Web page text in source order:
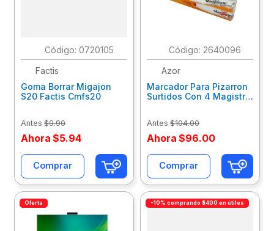
: 0720105
Factis
Goma Borrar Migajon
S20 Factis Cmfs20
Antes $9.90
Ahora $5.94
Comprar
: 2640096
Azor
Marcador Para Pizarron
Surtidos Con 4 Magistral
Antes $104.00
Ahora $96.00
Comprar
Oferta -10% comprando $400 en útiles